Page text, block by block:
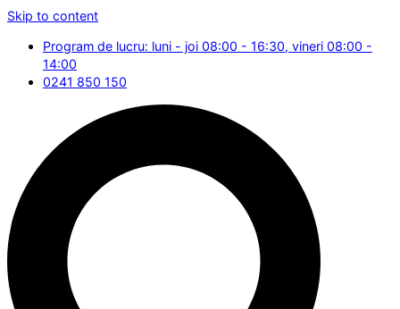
Skip to content
Program de lucru: luni - joi 08:00 - 16:30, vineri 08:00 -
14:00
0241 850 150